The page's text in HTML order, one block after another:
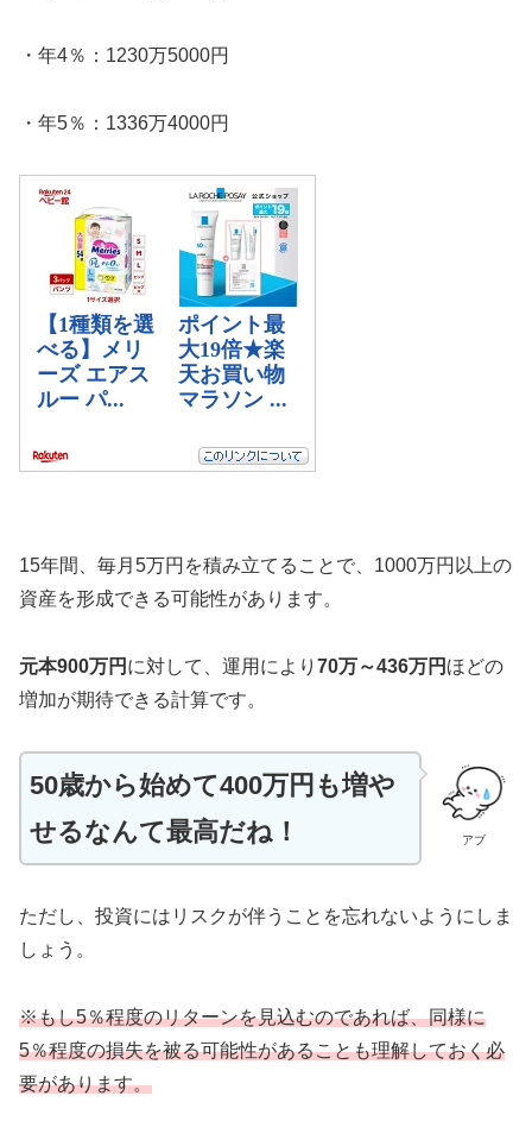
・年4％：1230万5000円
・年5％：1336万4000円
15年間、毎月5万円を積み立てることで、1000万円以上の
資産を形成できる可能性があります。
元本900万円 に対して、運用により 70万～436万円 ほどの
増加が期待できる計算です。
アブ
50歳から始めて400万円も増や
せるなんて最高だね！
ただし、投資にはリスクが伴うことを忘れないようにしま
しょう。
※もし5％程度のリターンを見込むのであれば、同様に
5％程度の損失を被る可能性があることも理解しておく必
要があります。